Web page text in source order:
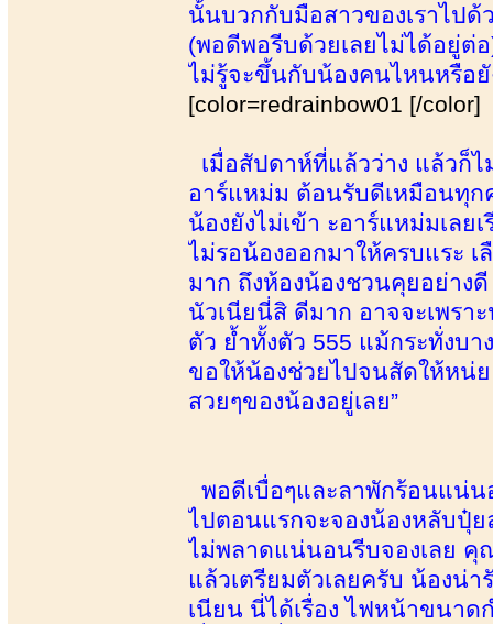
นั้นบวกกับมือสาวของเราไปด้
(พอดีพอรีบด้วยเลยไม่ได้อยู่ต่
ไม่รู้จะขึ้นกับน้องคนไหนหรือยั
[color=redrainbow01 [/color]
เมื่อสัปดาห์ที่แล้วว่าง แล้วก็
อาร์แหม่ม ต้อนรับดีเหมือนทุก
น้องยังไม่เข้า ะอาร์แหม่มเล
ไม่รอน้องออกมาให้ครบแระ เ
มาก ถึงห้องน้องชวนคุยอย่า
นัวเนียนี่สิ ดีมาก อาจจะเพรา
ตัว ย้ำทั้งตัว 555 แม้กระทั่งบ
ขอให้น้องช่วยไปจนสัดให้หน่
สวยๆของน้องอยู่เลย”
พอดีเบื่อๆและลาพักร้อนแน่
ไปตอนแรกจะจองน้องหลับปุ๋ย
ไม่พลาดแน่นอนรีบจองเลย คุ
แล้วเตรียมตัวเลยครับ น้องน่
เนียน นี่ได้เรื่อง ไฟหน้าขนาด